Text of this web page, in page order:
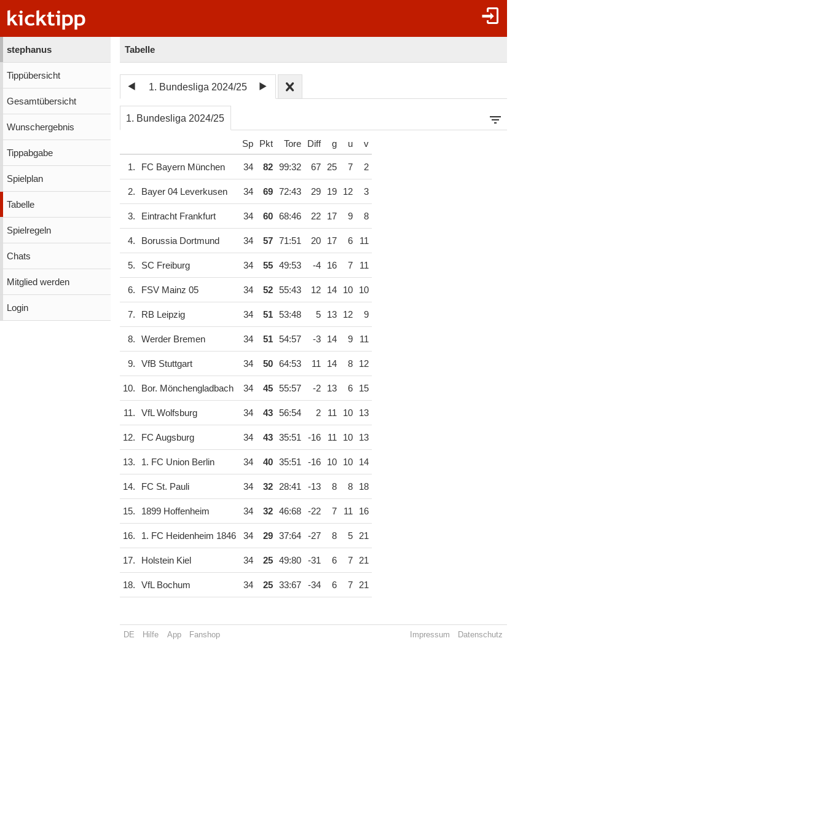
stephanus
Tippübersicht
Gesamtübersicht
Wunschergebnis
Tippabgabe
Spielplan
Tabelle
Spielregeln
Chats
Mitglied werden
Login
Tabelle
1. Bundesliga 2024/25
1. Bundesliga 2024/25
Sp Pkt Tore Diff g u v
1. FC Bayern München 34 82 99:32 67 25 7 2
2. Bayer 04 Leverkusen 34 69 72:43 29 19 12 3
3. Eintracht Frankfurt 34 60 68:46 22 17 9 8
4. Borussia Dortmund 34 57 71:51 20 17 6 11
5. SC Freiburg 34 55 49:53 -4 16 7 11
6. FSV Mainz 05 34 52 55:43 12 14 10 10
7. RB Leipzig 34 51 53:48 5 13 12 9
8. Werder Bremen 34 51 54:57 -3 14 9 11
9. VfB Stuttgart 34 50 64:53 11 14 8 12
10. Bor. Mönchengladbach 34 45 55:57 -2 13 6 15
11. VfL Wolfsburg 34 43 56:54 2 11 10 13
12. FC Augsburg 34 43 35:51 -16 11 10 13
13. 1. FC Union Berlin 34 40 35:51 -16 10 10 14
14. FC St. Pauli 34 32 28:41 -13 8 8 18
15. 1899 Hoffenheim 34 32 46:68 -22 7 11 16
16. 1. FC Heidenheim 1846 34 29 37:64 -27 8 5 21
17. Holstein Kiel 34 25 49:80 -31 6 7 21
18. VfL Bochum 34 25 33:67 -34 6 7 21
DE Hilfe App Fanshop Impressum Datenschutz